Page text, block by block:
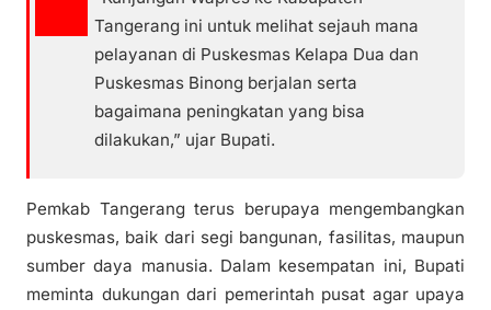
Tangerang ini untuk melihat sejauh mana
pelayanan di Puskesmas Kelapa Dua dan
Puskesmas Binong berjalan serta
bagaimana peningkatan yang bisa
dilakukan,” ujar Bupati.
Pemkab Tangerang terus berupaya mengembangkan
puskesmas, baik dari segi bangunan, fasilitas, maupun
sumber daya manusia. Dalam kesempatan ini, Bupati
meminta dukungan dari pemerintah pusat agar upaya